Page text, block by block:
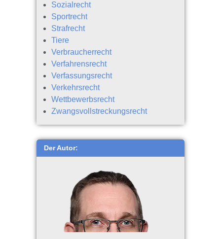
Sozialrecht
Sportrecht
Strafrecht
Tiere
Verbraucherrecht
Verfahrensrecht
Verfassungsrecht
Verkehrsrecht
Wettbewerbsrecht
Zwangsvollstreckungsrecht
Der Autor: